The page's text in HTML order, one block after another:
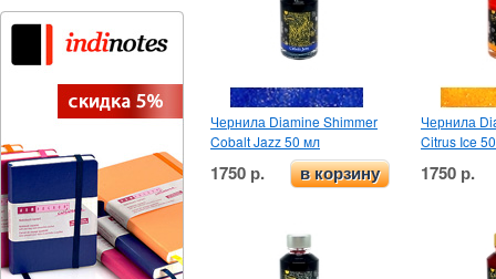
Чернила Diamine Shimmer
Cobalt Jazz 50 мл
1750 р. в корзину
Чернила
Citrus Ice
1750 р.